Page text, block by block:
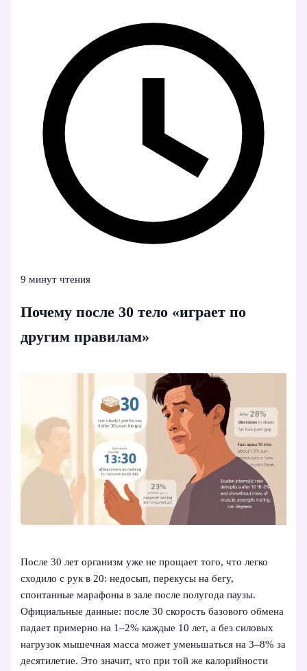
9 минут чтения
Почему после 30 тело «играет по
другим правилам»
После 30 лет организм уже не прощает того, что легко
сходило с рук в 20: недосып, перекусы на бегу,
спонтанные марафоны в зале после полугода паузы.
Официальные данные: после 30 скорость базового обмена
падает примерно на 1–2% каждые 10 лет, а без силовых
нагрузок мышечная масса может уменьшаться на 3–8% за
десятилетие. Это значит, что при той же калорийности